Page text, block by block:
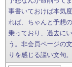
事書いておけば本気
れば、ちゃんと予想
乗っており、過去に
う。非会員ページの
りを感じる謳い文句